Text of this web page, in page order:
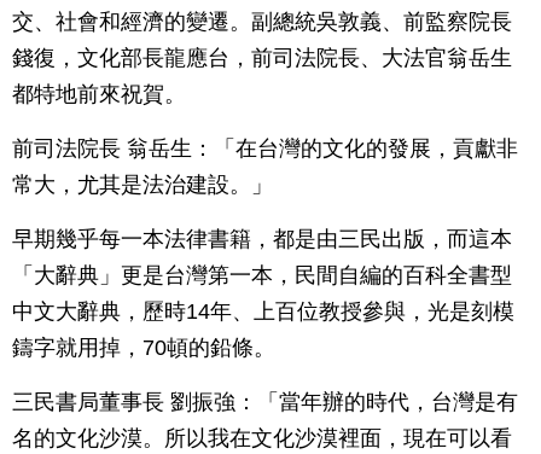
交、社會和經濟的變遷。副總統吳敦義、前監察院長
錢復，文化部長龍應台，前司法院長、大法官翁岳生
都特地前來祝賀。
前司法院長 翁岳生：「在台灣的文化的發展，貢獻非
常大，尤其是法治建設。」
早期幾乎每一本法律書籍，都是由三民出版，而這本
「大辭典」更是台灣第一本，民間自編的百科全書型
中文大辭典，歷時14年、上百位教授參與，光是刻模
鑄字就用掉，70頓的鉛條。
三民書局董事長 劉振強：「當年辦的時代，台灣是有
名的文化沙漠。所以我在文化沙漠裡面，現在可以看